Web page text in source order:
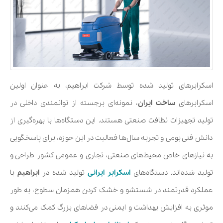
اسکرابرهای تولید شده توسط شرکت ابراهیم، به عنوان اولین
اسکرابرهای ساخت ایران، نمونه‌ای برجسته از توانمندی داخلی در
تولید تجهیزات نظافت صنعتی هستند. این دستگاه‌ها با بهره‌گیری از
دانش فنی بومی و تجربه سال‌ها فعالیت در این حوزه، برای پاسخگویی
به نیازهای خاص محیط‌های صنعتی، تجاری و عمومی کشور طراحی و
تولید شده‌اند. دستگاه‌های اسکرابر ایرانی تولید شده در ابراهیم با
عملکرد قدرتمند در شستشو و خشک کردن همزمان سطوح، به طور
موثری به افزایش بهداشت و ایمنی در فضاهای بزرگ کمک می‌کنند و